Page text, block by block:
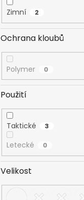
Zimní 2
Ochrana kloubů
Polymer 0
Použití
Taktické 3
Letecké 0
Velikost